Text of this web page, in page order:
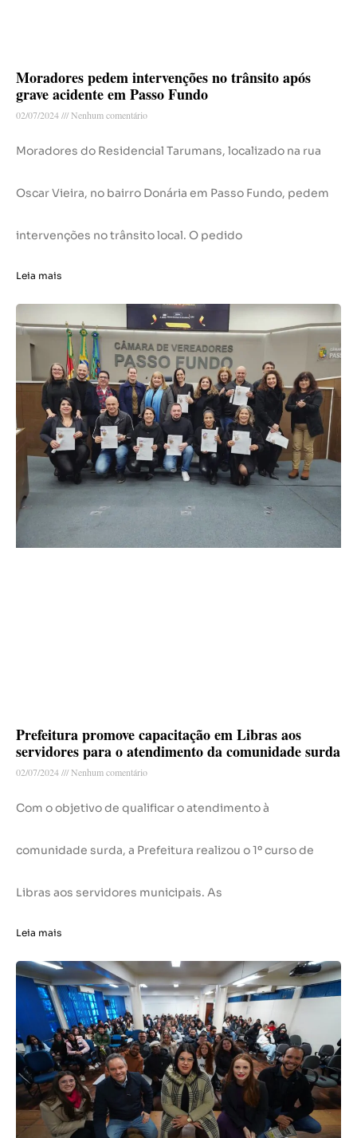
Moradores pedem intervenções no trânsito após
grave acidente em Passo Fundo
02/07/2024 Nenhum comentário
Moradores do Residencial Tarumans, localizado na rua
Oscar Vieira, no bairro Donária em Passo Fundo, pedem
intervenções no trânsito local. O pedido
Leia mais
Prefeitura promove capacitação em Libras aos
servidores para o atendimento da comunidade surda
02/07/2024 Nenhum comentário
Com o objetivo de qualificar o atendimento à
comunidade surda, a Prefeitura realizou o 1º curso de
Libras aos servidores municipais. As
Leia mais